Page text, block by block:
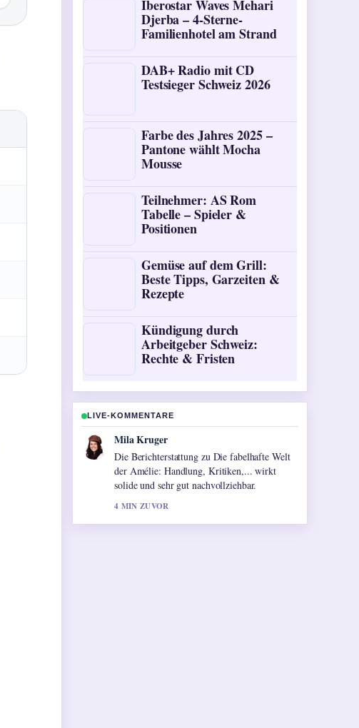
Iberostar Waves Mehari
Djerba – 4-Sterne-
Familienhotel am Strand
DAB+ Radio mit CD
Testsieger Schweiz 2026
Farbe des Jahres 2025 –
Pantone wählt Mocha
Mousse
Teilnehmer: AS Rom
Tabelle – Spieler &
Positionen
Gemüse auf dem Grill:
Beste Tipps, Garzeiten &
Rezepte
Kündigung durch
Arbeitgeber Schweiz:
Rechte & Fristen
LIVE-KOMMENTARE
Jonas Wagner
Gute Verifikationsarbeit zu D&#038;O
Versicherung: Schutz, Kosten &#038;
Sinnvoll. Mehr Medien sollten so schreiben.
6 MIN ZUVOR